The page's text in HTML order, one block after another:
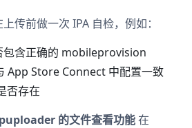
传前做一次 IPA 自检，例如：
包含正确的 mobileprovision
App Store Connect 中配置一致
否存在
的文件查看功能在